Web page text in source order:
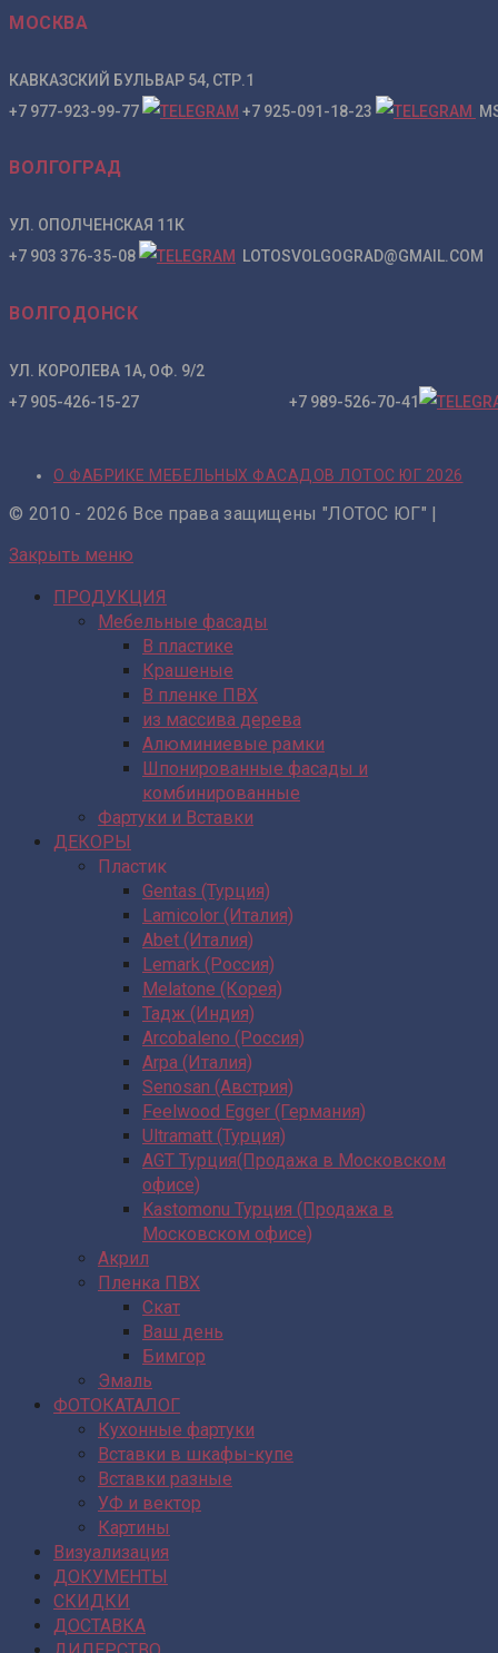
МОСКВА
КАВКАЗСКИЙ БУЛЬВАР 54, СТР.1
+7 977-923-99-77
+7 925-091-18-23
ВОЛГОГРАД
УЛ. ОПОЛЧЕНСКАЯ 11К
+7 903 376-35-08
LOTOSVOLGOGRAD@GMAIL.COM
ВОЛГОДОНСК
УЛ. КОРОЛЕВА 1А, ОФ. 9/2
+7 905-426-15-27 +7 989-526-70-41
О ФАБРИКЕ МЕБЕЛЬНЫХ ФАСАДОВ ЛОТОС ЮГ 2026
© 2010 - 2026 Все права защищены "ЛОТОС ЮГ" |
Закрыть меню
ПРОДУКЦИЯ
Мебельные фасады
В пластике
Крашеные
В пленке ПВХ
из массива дерева
Алюминиевые рамки
Шпонированные фасады и
комбинированные
Фартуки и Вставки
ДЕКОРЫ
Пластик
Gentas (Турция)
Lamicolor (Италия)
Abet (Италия)
Lemark (Россия)
Melatone (Корея)
Тадж (Индия)
Arcobaleno (Россия)
Arpa (Италия)
Senosan (Австрия)
Feelwood Egger (Германия)
Ultramatt (Турция)
AGT Турция(Продажа в Московском
офисе)
Kastomonu Турция (Продажа в
Московском офисе)
Акрил
Пленка ПВХ
Скат
Ваш день
Бимгор
Эмаль
ФОТОКАТАЛОГ
Кухонные фартуки
Вставки в шкафы-купе
Вставки разные
УФ и вектор
Картины
Визуализация
ДОКУМЕНТЫ
СКИДКИ
ДОСТАВКА